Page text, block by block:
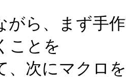
がら、まず手
ことを
、次にマクロ